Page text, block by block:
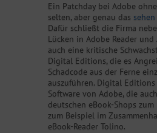
Ein Patchday bei Adobe
selten, aber genau das
Dafür schließt die Firma
Lücken in Adobe Reader
auch eine kritische
Digital Editions, die es
Schadcode aus der Ferne
auszuführen. Digital
Software von Adobe, die
deutschen eBook-Shops
zum Beispiel im
eBook-Reader Tolino.